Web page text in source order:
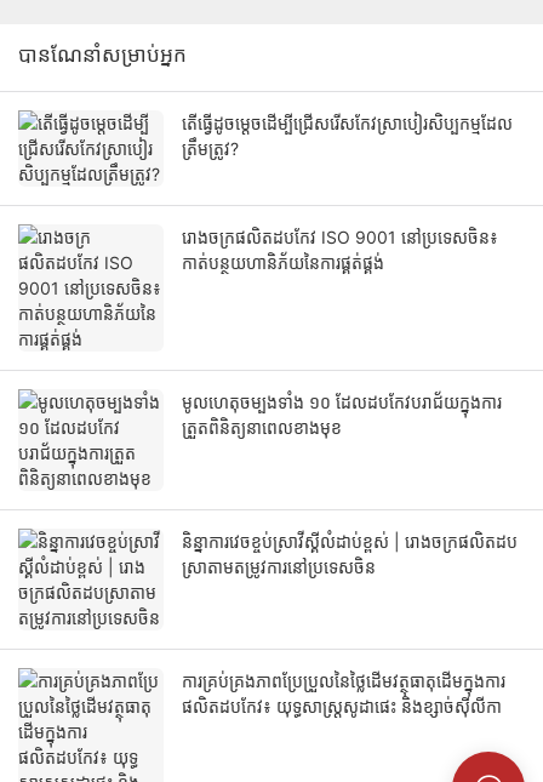
បានណែនាំសម្រាប់អ្នក
តើធ្វើដូចម្តេចដើម្បីជ្រើសរើសកែវស្រាបៀរសិប្បកម្មដែល
ត្រឹមត្រូវ?
រោងចក្រផលិតដបកែវ ISO 9001 នៅប្រទេសចិន៖
កាត់បន្ថយហានិភ័យនៃការផ្គត់ផ្គង់
មូលហេតុចម្បងទាំង ១០ ដែលដបកែវបរាជ័យក្នុងការ
ត្រួតពិនិត្យនាពេលខាងមុខ
និន្នាការវេចខ្ចប់ស្រាវីស្គីលំដាប់ខ្ពស់ | រោងចក្រផលិតដប
ស្រាតាមតម្រូវការនៅប្រទេសចិន
ការគ្រប់គ្រងភាពប្រែប្រួលនៃថ្លៃដើមវត្ថុធាតុដើមក្នុងការ
ផលិតដបកែវ៖ យុទ្ធសាស្ត្រសូដាផេះ និងខ្សាច់ស៊ីលីកា